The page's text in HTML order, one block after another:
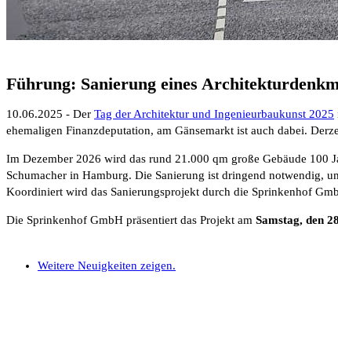
Führung: Sanierung eines
10.06.2025 - Der Tag der Architektur und Ingenieurbaukunst 2025
ehemaligen Finanzdeputation, am Gänsemarkt ist auch dabei.
Im Dezember 2026 wird das rund 21.000 qm große Gebäude 100
Schumacher in Hamburg. Die Sanierung ist dringend notwendig,
Koordiniert wird das Sanierungsprojekt durch die Sprinkenhof
Die Sprinkenhof GmbH präsentiert das Projekt am Samstag, den
Weitere Neuigkeiten zeigen.